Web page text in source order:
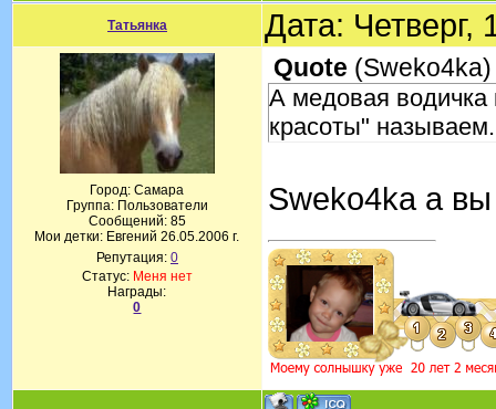
Татьянка Дата:
Город: Самара
Группа: Пользователи
Сообщений: 85
Мои детки: Евгений 26.05.2006 г.
Репутация: 0
Статус: Меня нет
Награды:
0
Quote (Sweko4ka)
А медовая
красоты" называем.
Sweko4ka а